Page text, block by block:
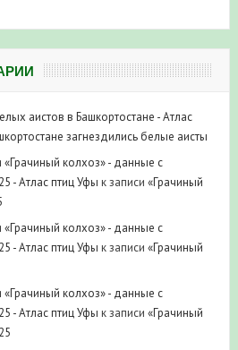
аистов в Башкортостане - Атлас
загнездились белые аисты
«Грачиный колхоз» - данные с
- Атлас птиц Уфы к записи «Грачиный
«Грачиный колхоз» - данные с
- Атлас птиц Уфы к записи «Грачиный
«Грачиный колхоз» - данные с
- Атлас птиц Уфы к записи «Грачиный